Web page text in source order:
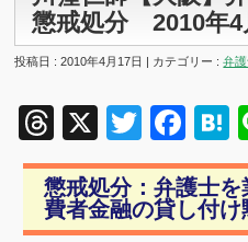
懲戒処分 2010年4
投稿日 : 2010年4月17日 | カテゴリー :弁
Threads
X Twitter
懲戒処分：弁護士
費者金融の貸し付